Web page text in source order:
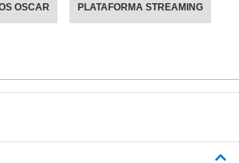
OSCAR PLATAFORMA STREAMING